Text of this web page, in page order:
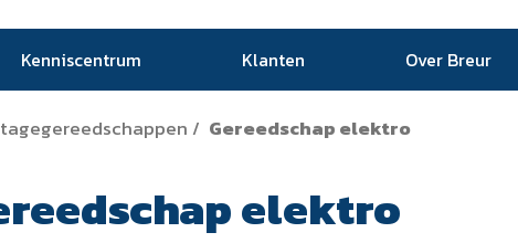
Kenniscentrum Klanten Over Breur
/ Gereedschap elektro
elektro